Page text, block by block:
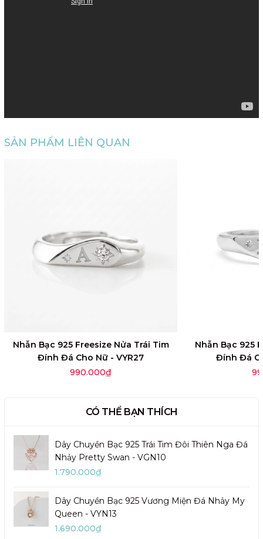
SẢN PHẨM LIÊN QUAN
Nhẫn Bạc 925 Freesize Nửa Trái Tim
Đính Đá Cho Nữ - VYR27
990.000₫
Nhẫn Bạc 925
Đính Đá
CÓ THỂ BẠN THÍCH
Dây Chuyền Bạc 925 Trái Tim Đôi Thiên Nga Đá
Nhảy Pretty Swan - VGN10
1.790.000₫
Dây Chuyền Bạc 925 Vương Miện Đá Nhảy My
Queen - VYN13
1.690.000₫